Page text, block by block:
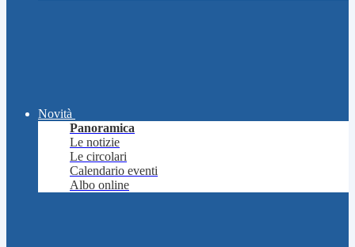
Novità
Panoramica
Le notizie
Le circolari
Calendario eventi
Albo online